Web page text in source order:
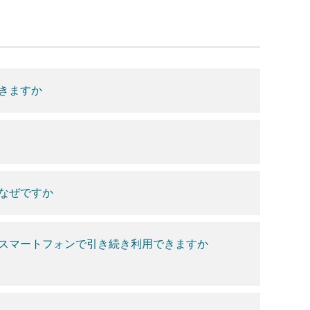
ますか
ぜですか
マートフォンで引き続き利用できますか